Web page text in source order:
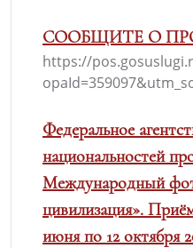
СООБЩИТЕ О
https://
Федеральное
национальностей
Международный
цивилизация».
июня по 12 октября